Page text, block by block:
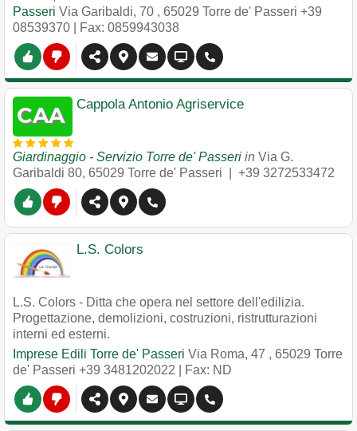
Passeri Via Garibaldi, 70 , 65029 Torre de' Passeri +39
08539370 | Fax: 0859943038
Cappola Antonio Agriservice
Giardinaggio - Servizio Torre de' Passeri in Via G.
Garibaldi 80, 65029 Torre de' Passeri +39 3272533472
L.S. Colors
L.S. Colors - Ditta che opera nel settore dell'edilizia.
Progettazione, demolizioni, costruzioni, ristrutturazioni
interni ed esterni.
Imprese Edili Torre de' Passeri Via Roma, 47 , 65029 Torre
de' Passeri +39 3481202022 | Fax: ND